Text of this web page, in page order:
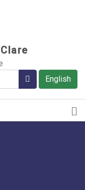
English
Rechercher